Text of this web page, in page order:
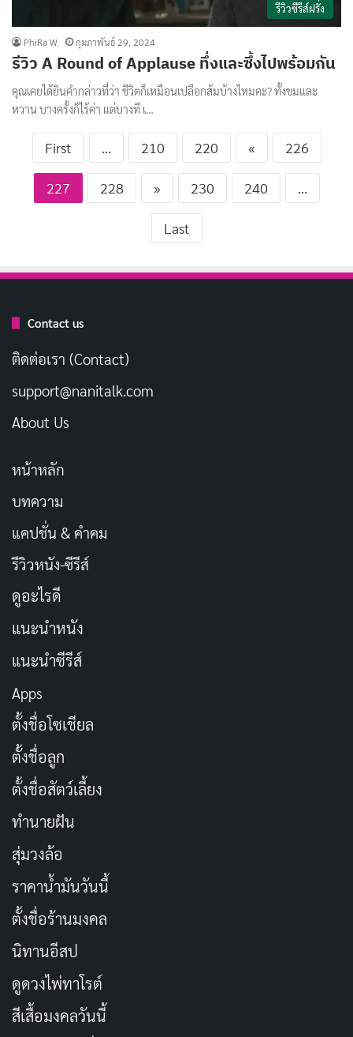
รีวิวซีรีส์ฝรั่ง
PhiRa W. กุมภาพันธ์ 29, 2024
รีวิว A Round of Applause ทึ่งและซึ้งไปพร้อมกัน
คุณเคยได้ยินคำกล่าวที่ว่า ชีวิตก็เหมือนเปลือกส้มบ้างไหมคะ? ทั้งขมและ
หวาน บางครั้งก็ไร้ค่า แต่บางที เ…
First ... 210 220 « 226
227 228 » 230 240 ...
Last
Contact us
ติดต่อเรา (Contact)
support@nanitalk.com
About Us
หน้าหลัก
บทความ
แคปชั่น & คำคม
รีวิวหนัง-ซีรีส์
ดูอะไรดี
แนะนำหนัง
แนะนำซีรีส์
Apps
ตั้งชื่อโซเชียล
ตั้งชื่อลูก
ตั้งชื่อสัตว์เลี้ยง
ทำนายฝัน
สุ่มวงล้อ
ราคาน้ำมันวันนี้
ตั้งชื่อร้านมงคล
นิทานอีสป
ดูดวงไพ่ทาโรต์
สีเสื้อมงคลวันนี้